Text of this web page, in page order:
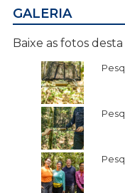
GALERIA
Baixe as fotos